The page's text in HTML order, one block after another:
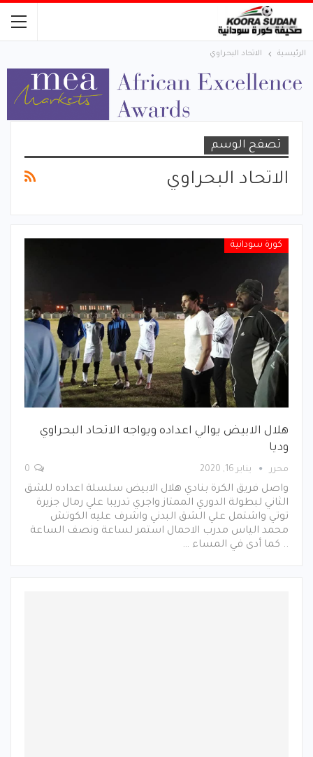
الرئيسية الاتحاد البحراوي
تصفح الوسم
الاتحاد البحراوي
كورة سودانية
هلال الابيض يوالي اعداده ويواجه الاتحاد البحراوي
وديا
محرر يناير 16, 2020
واصل فريق الكرة بنادي هلال الابيض سلسلة اعداده للشق
الثاني لبطولة الدوري الممتاز واجري تدريبا علي رمال جزيرة
توتي واشتمل علي الشق البدني واشرف عليه الكوتش
محمد الياس مدرب الاحمال استمر لساعة ونصف الساعة
.. كما أدى في المساء …